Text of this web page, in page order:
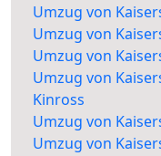
Umzug von
Umzug von
Umzug von
Umzug von
Kinross
Umzug von
Umzug von